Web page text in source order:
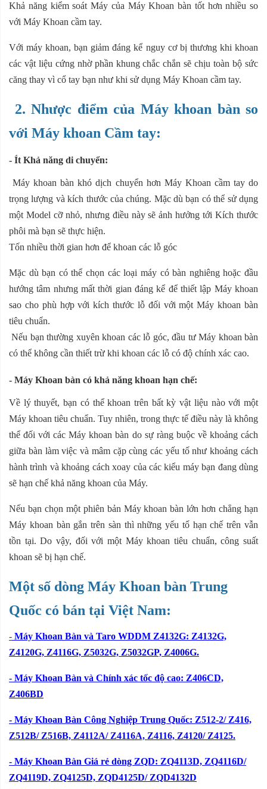
Khả năng kiểm soát Máy của Máy Khoan bàn tốt hơn nhiều so
với Máy Khoan cầm tay.
Với máy khoan, bạn giảm đáng kể nguy cơ bị thương khi khoan
các vật liệu cứng nhờ phần khung chắc chắn sẽ chịu toàn bộ sức
căng thay vì cổ tay bạn như khi sử dụng Máy Khoan cầm tay.
2. Nhược điểm của Máy khoan bàn so
với Máy khoan Cầm tay:
- Ít Khả năng di chuyển:
Máy khoan bàn khó dịch chuyển hơn Máy Khoan cầm tay do
trọng lượng và kích thước của chúng. Mặc dù bạn có thể sử dụng
một Model cỡ nhỏ, nhưng điều này sẽ ảnh hưởng tới Kích thước
phôi mà bạn sẽ thực hiện.
Tốn nhiều thời gian hơn để khoan các lỗ góc
Mặc dù bạn có thể chọn các loại máy có bàn nghiêng hoặc đầu
hướng tâm nhưng mất thời gian đáng kể để thiết lập Máy khoan
sao cho phù hợp với kích thước lỗ đối với một Máy khoan bàn
tiêu chuẩn.
Nếu bạn thường xuyên khoan các lỗ góc, đầu tư Máy khoan bàn
có thể không cần thiết trừ khi khoan các lỗ có độ chính xác cao.
- Máy Khoan bàn có khả năng khoan hạn chế:
Về lý thuyết, bạn có thể khoan trên bất kỳ vật liệu nào với một
Máy khoan tiêu chuẩn. Tuy nhiên, trong thực tế điều này là không
thể đối với các Máy khoan bàn do sự ràng buộc về khoảng cách
giữa bàn làm việc và mâm cặp cùng các yếu tố như khoảng cách
hành trình và khoảng cách xoay của các kiểu máy bạn đang dùng
sẽ hạn chế khả năng khoan của Máy.
Nếu bạn chọn một phiên bản Máy khoan bàn lớn hơn chẳng hạn
Máy khoan bàn gắn trên sàn thì những yếu tố hạn chế trên vẫn
tồn tại. Do vậy, đối với một Máy khoan tiêu chuẩn, công suất
khoan sẽ bị hạn chế.
Một số dòng Máy Khoan bàn Trung
Quốc có bán tại Việt Nam:
- Máy Khoan Bàn và Taro WDDM Z4132G: Z4132G,
Z4120G, Z4116G, Z5032G, Z5032GP, Z4006G.
- Máy Khoan Bàn và Chính xác tốc độ cao: Z406CD,
Z406BD
- Máy Khoan Bàn Công Nghiệp Trung Quốc: Z512-2/ Z416,
Z512B/ Z516B, Z4112A/ Z4116A, Z4116, Z4120/ Z4125.
- Máy Khoan Bàn Giá rẻ dòng ZQD: ZQ4113D, ZQ4116D/
ZQ4119D, ZQ4125D, ZQD4125D/ ZQD4132D